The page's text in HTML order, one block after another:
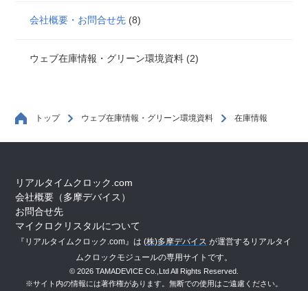
会社概要・お問合せ先 (8)
ウェブ在庫情報・グリーン環境資料 (2)
トップ ウェブ在庫情報・グリーン環境資料 在庫情報
リアルタイムクロック.com
会社概要（多摩デバイス）
お問合せ先
マイクロクリスタルについて
『リアルタイムクロック.com』は (株)多摩デバイス が運営するリアルタイ
ムクロックモジュールの専用サイトです。
© 2026 TAMADEVICE Co.,Ltd All Rights Reserved.
※サイト内の情報には著作権があります。無断での使用はご遠慮ください。